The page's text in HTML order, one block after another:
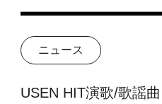
ニュース
USEN HIT演歌/歌謡